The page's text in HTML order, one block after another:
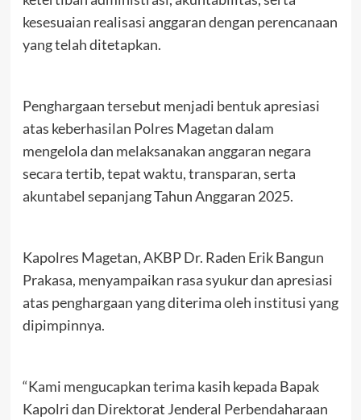
kesesuaian realisasi anggaran dengan perencanaan
yang telah ditetapkan.
Penghargaan tersebut menjadi bentuk apresiasi
atas keberhasilan Polres Magetan dalam
mengelola dan melaksanakan anggaran negara
secara tertib, tepat waktu, transparan, serta
akuntabel sepanjang Tahun Anggaran 2025.
Kapolres Magetan, AKBP Dr. Raden Erik Bangun
Prakasa, menyampaikan rasa syukur dan apresiasi
atas penghargaan yang diterima oleh institusi yang
dipimpinnya.
“Kami mengucapkan terima kasih kepada Bapak
Kapolri dan Direktorat Jenderal Perbendaharaan